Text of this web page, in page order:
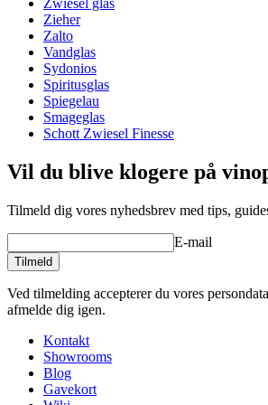
En god vin fortjener et ordentligt glas!
Diameter (cm)
Kapacitet (cl)
GraveringNej
Zwiesel glas
Zieher
Zalto
Vandglas
Sydonios
Spiritusglas
Spiegelau
Smageglas
Schott Zwiesel Finesse
Vil du blive klogere på
Tilmeld dig vores nyhedsbrev med tips,
E-mail
Tilmeld
Ved tilmelding accepterer du vores
afmelde dig igen.
Kontakt
Showrooms
Blog
Gavekort